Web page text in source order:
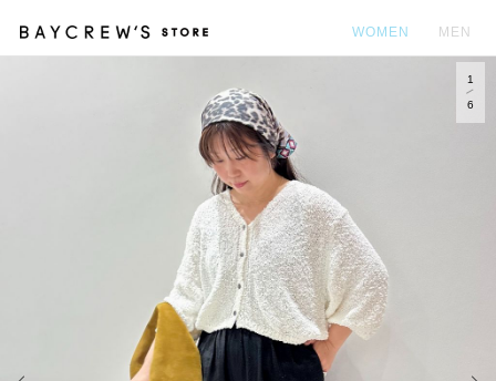
WOMEN MEN
1
6